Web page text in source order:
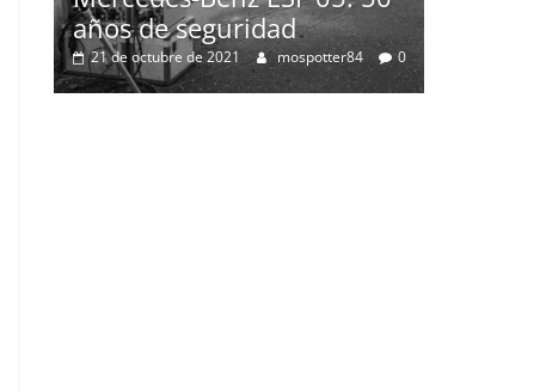
años de seguridad
21 de octubre de 2021 mospotter84 0